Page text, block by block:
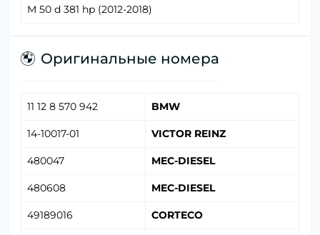
M 50 d 381 hp (2012-2018)
Оригинальные номера
11 12 8 570 942 BMW
14-10017-01 VICTOR REINZ
480047 MEC-DIESEL
480608 MEC-DIESEL
49189016 CORTECO